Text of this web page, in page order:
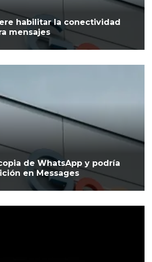
habilitar la conectividad
mensajes
de WhatsApp y podría
en Messages